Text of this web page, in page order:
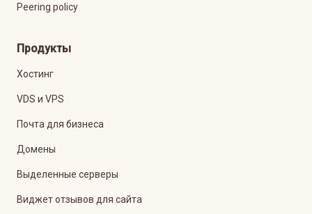
Peering policy
Продукты
Хостинг
VDS и VPS
Почта для бизнеса
Домены
Выделенные серверы
Виджет отзывов для сайта